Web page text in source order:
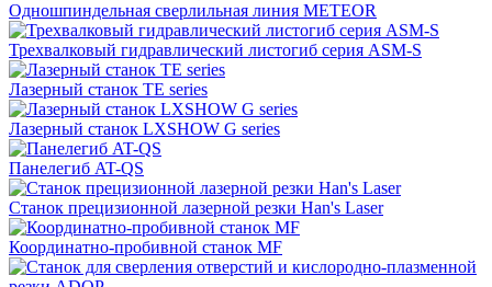
Одношпиндельная сверлильная линия METEOR
Трехвалковый гидравлический листогиб серия ASM-S
Лазерный станок TE series
Лазерный станок LXSHOW G series
Панелегиб AT-QS
Станок прецизионной лазерной резки Han's Laser
Координатно-пробивной станок MF